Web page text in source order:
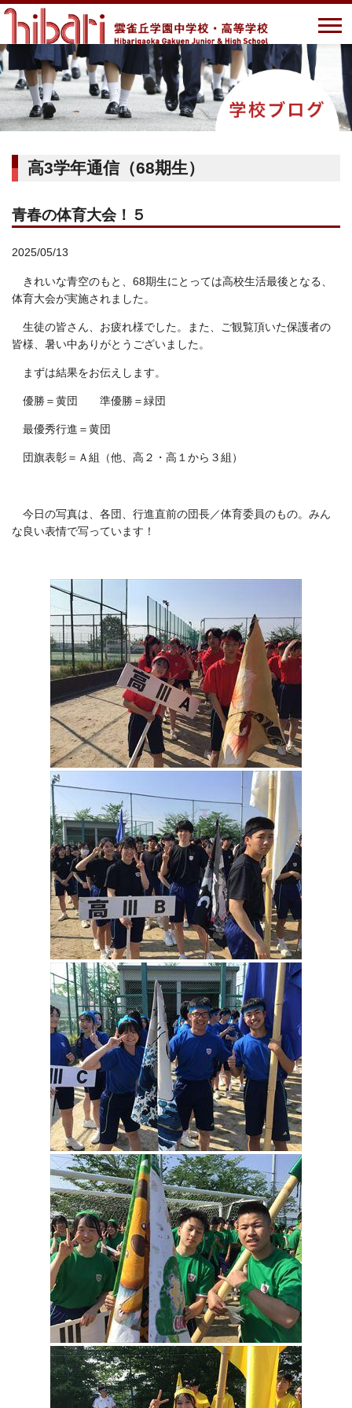
高3学年通信（68期生）
青春の体育大会！５
2025/05/13
きれいな青空のもと、68期生にとっては高校生活最後となる、
体育大会が実施されました。
生徒の皆さん、お疲れ様でした。また、ご観覧頂いた保護者の
皆様、暑い中ありがとうございました。
まずは結果をお伝えします。
優勝＝黄団 準優勝＝緑団
最優秀行進＝黄団
団旗表彰＝Ａ組（他、高２・高１から３組）
今日の写真は、各団、行進直前の団長／体育委員のもの。みん
な良い表情で写っています！